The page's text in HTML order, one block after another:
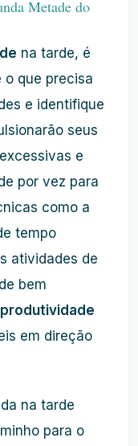
Metade do
na tarde, é
o que precisa
e identifique
seus
e
por vez para
como a
tempo
atividades de
bem
produtividade
em direção
na tarde
para o